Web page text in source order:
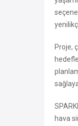
Proje,
hava